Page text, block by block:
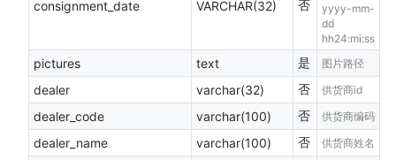
consignment_date VARCHAR(32) 否
yyyy-mm-
dd
hh24:mi:ss
pictures text 是 图片路径
dealer varchar(32) 否 供货商id
dealer_code varchar(100) 否 供货商编码
dealer_name varchar(100) 否 供货商姓名